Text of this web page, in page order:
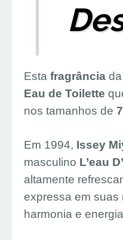
Esta fragrância da
Eau de Toilette
nos tamanhos de
Em 1994, Issey
masculino L’eau
altamente
expressa em suas
harmonia e